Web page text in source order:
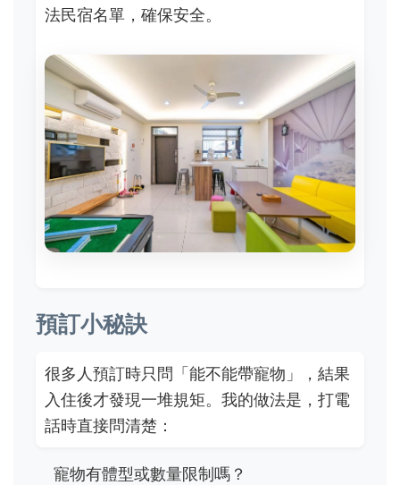
法民宿名單，確保安全。
預訂小秘訣
很多人預訂時只問「能不能帶寵物」，結果
入住後才發現一堆規矩。我的做法是，打電
話時直接問清楚：
寵物有體型或數量限制嗎？